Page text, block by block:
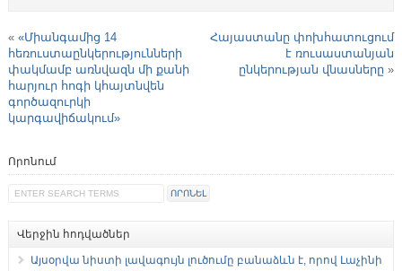
« «Միանգամից 14
հեռուստաընկերությունների
փակմամբ առնվազն մի քանի
հարյուր հոգի կհայտնվեն
գործազուրկի
կարգավիճակում»
Հայաստանը փոխհատուցում
է ռուսաստանյան
ընկերության վնասները »
Որոնում
Վերջին հոդվածներ
Այսօրվա նիստի լավագույն լուծումը բանաձևն է, որով Լաչինի